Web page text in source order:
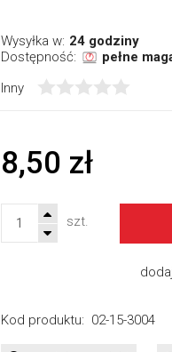
Wysyłka w: 24 godziny
Dostępność:
pełne
Inny
8,50 zł
szt.
Kod produktu: 02-15-3004